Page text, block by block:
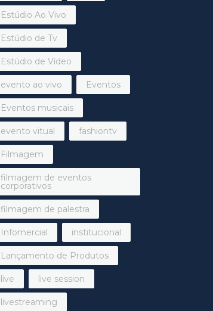
Estúdio Ao Vivo
Estúdio de Tv
Estúdio de Vídeo
evento ao vivo Eventos
Eventos musicais
evento vitual fashiontv
Filmagem
filmagem de eventos
corporativos
filmagem de palestra
Infomercial institucional
Lançamento de Produtos
live live session
livestreaming